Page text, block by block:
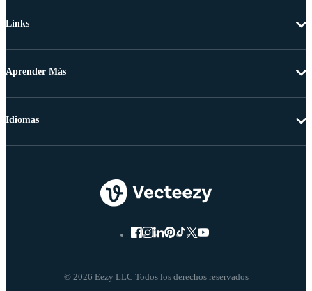
Links
Aprender Más
© 2026 Eezy LLC Todos los derechos reservados
Idiomas